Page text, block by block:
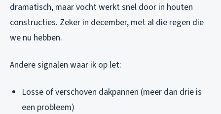
dramatisch, maar vocht werkt snel door in houten
constructies. Zeker in december, met al die regen die
we nu hebben.
Andere signalen waar ik op let:
Losse of verschoven dakpannen (meer dan drie is
een probleem)